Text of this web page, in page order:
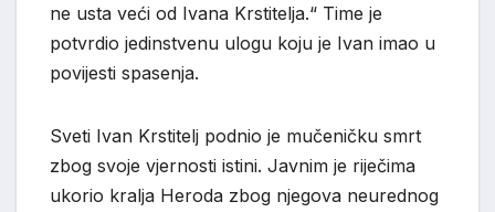
ne usta veći od Ivana Krstitelja.“ Time je
potvrdio jedinstvenu ulogu koju je Ivan imao u
povijesti spasenja.
Sveti Ivan Krstitelj podnio je mučeničku smrt
zbog svoje vjernosti istini. Javnim je riječima
ukorio kralja Heroda zbog njegova neurednog